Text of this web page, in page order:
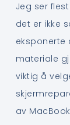
Jeg ser
det er ikke
eksponerte
materiale
viktig å
av